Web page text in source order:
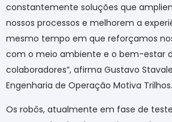
constantemente soluções que
nossos processos e melhorem a
mesmo tempo em que reforçamos
com o meio ambiente e o bem-estar
colaboradores”, afirma Gustavo
Engenharia de Operação Motiva Trilhos.
Os robôs, atualmente em fase de